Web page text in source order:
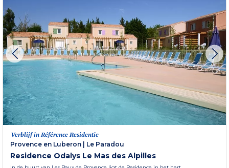
Verblijf in Référence Residentie
Provence en Luberon | Le Paradou
Residence Odalys Le Mas des Alpilles